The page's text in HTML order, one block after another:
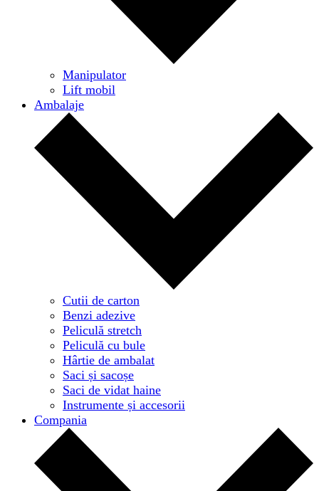
Manipulator
Lift mobil
Ambalaje
Cutii de carton
Benzi adezive
Peliculă stretch
Peliculă cu bule
Hârtie de ambalat
Saci și sacoșe
Saci de vidat haine
Instrumente și accesorii
Compania